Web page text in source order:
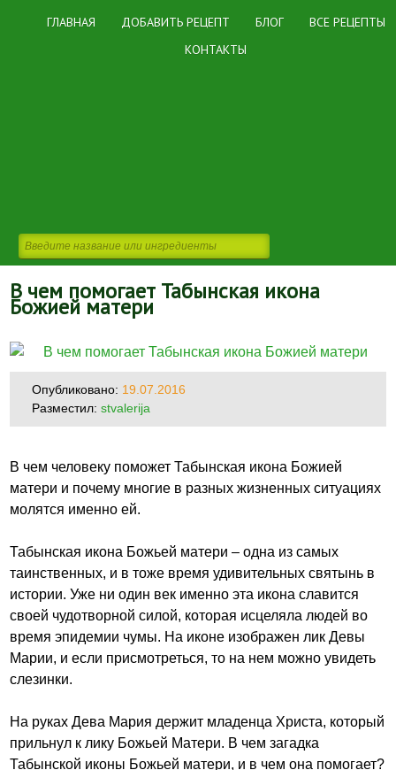
ГЛАВНАЯ ДОБАВИТЬ РЕЦЕПТ БЛОГ
ВСЕ РЕЦЕПТЫ
КОНТАКТЫ
В чем помогает Табынская икона
Божией матери
Опубликовано: 19.07.2016
Разместил:stvalerija
В чем человеку поможет Табынская икона Божией
матери и почему многие в разных жизненных ситуациях
молятся именно ей.
Табынская икона Божьей матери – одна из самых
таинственных, и в тоже время удивительных святынь в
истории. Уже ни один век именно эта икона славится
своей чудотворной силой, которая исцеляла людей во
время эпидемии чумы. На иконе изображен лик Девы
Марии, и если присмотреться, то на нем можно увидеть
слезинки.
На руках Дева Мария держит младенца Христа, который
прильнул к лику Божьей Матери. В чем загадка
Табынской иконы Божьей матери, и в чем она помогает?